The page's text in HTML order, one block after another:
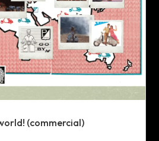
(commercial)